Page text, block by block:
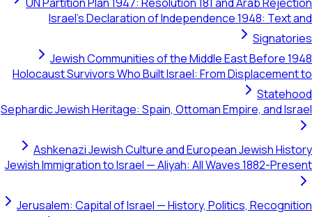
Israel's Declaration of Independence 1948: Text and
Signatories
Jewish Communities of the Middle East Before 1948
Holocaust Survivors Who Built Israel: From Displacement to
Statehood
Sephardic Jewish Heritage: Spain, Ottoman Empire, and Israel
Ashkenazi Jewish Culture and European Jewish History
Jewish Immigration to Israel — Aliyah: All Waves 1882-Present
Jerusalem: Capital of Israel — History, Politics, Recognition